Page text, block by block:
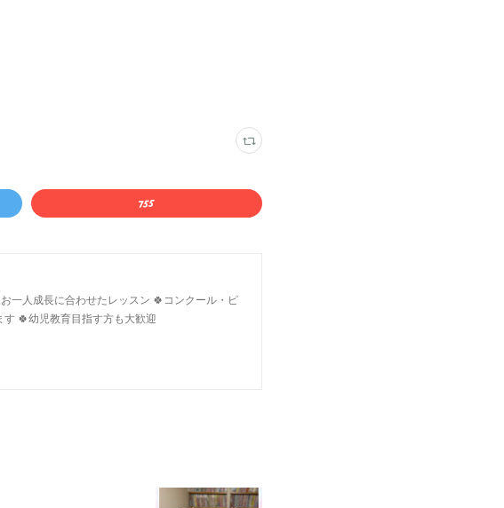
一人成長に合わせたレッスン 🍀コンクール・ピ
🍀幼児教育目指す方も大歓迎